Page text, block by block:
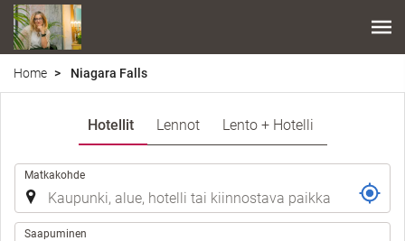
Home Niagara Falls
Hotellit Lennot Lento + Hotelli
Matkakohde
Saapuminen